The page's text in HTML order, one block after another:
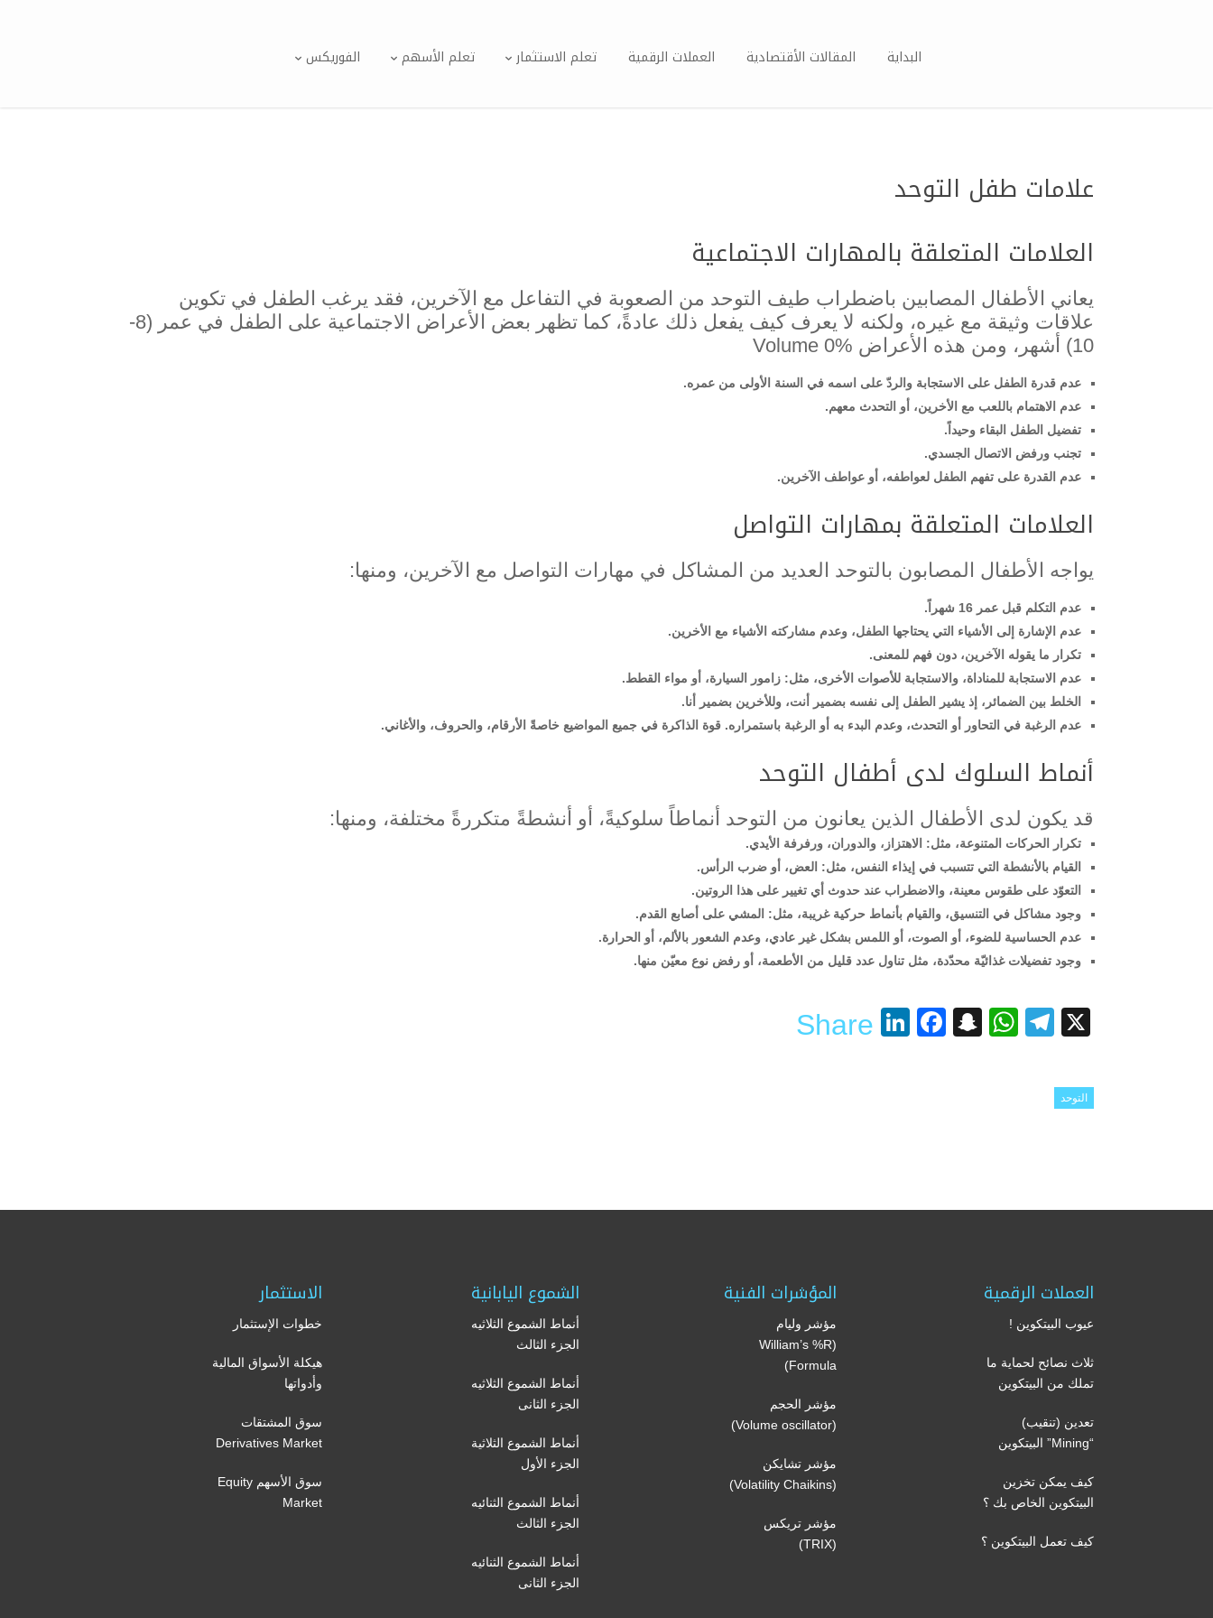
البداية المقالات الأقتصادية العملات الرقمية تعلم الاستثمار تعلم الأسهم الفوريكس
علامات طفل التوحد
العلامات المتعلقة بالمهارات الاجتماعية
يعاني الأطفال المصابين باضطراب طيف التوحد من الصعوبة في التفاعل مع الآخرين، فقد يرغب الطفل في تكوين
علاقات وثيقة مع غيره، ولكنه لا يعرف كيف يفعل ذلك عادةً، كما تظهر بعض الأعراض الاجتماعية على الطفل في عمر (8-
10) أشهر، ومن هذه الأعراض Volume 0%
عدم قدرة الطفل على الاستجابة والردّ على اسمه في السنة الأولى من عمره.
عدم الاهتمام باللعب مع الأخرين، أو التحدث معهم.
تفضيل الطفل البقاء وحيداً.
تجنب ورفض الاتصال الجسدي.
عدم القدرة على تفهم الطفل لعواطفه، أو عواطف الآخرين.
العلامات المتعلقة بمهارات التواصل
يواجه الأطفال المصابون بالتوحد العديد من المشاكل في مهارات التواصل مع الآخرين، ومنها:
عدم التكلم قبل عمر 16 شهراً.
عدم الإشارة إلى الأشياء التي يحتاجها الطفل، وعدم مشاركته الأشياء مع الأخرين.
تكرار ما يقوله الآخرين، دون فهم للمعنى.
عدم الاستجابة للمناداة، والاستجابة للأصوات الأخرى، مثل: زامور السيارة، أو مواء القطط.
الخلط بين الضمائر، إذ يشير الطفل إلى نفسه بضمير أنت، وللأخرين بضمير أنا.
عدم الرغبة في التحاور أو التحدث، وعدم البدء به أو الرغبة باستمراره. قوة الذاكرة في جميع المواضيع خاصةً الأرقام، والحروف، والأغاني.
أنماط السلوك لدى أطفال التوحد
قد يكون لدى الأطفال الذين يعانون من التوحد أنماطاً سلوكيةً، أو أنشطةً متكررةً مختلفة، ومنها:
تكرار الحركات المتنوعة، مثل: الاهتزاز، والدوران، ورفرفة الأيدي.
القيام بالأنشطة التي تتسبب في إيذاء النفس، مثل: العض، أو ضرب الرأس.
التعوّد على طقوس معينة، والاضطراب عند حدوث أي تغيير على هذا الروتين.
وجود مشاكل في التنسيق، والقيام بأنماط حركية غريبة، مثل: المشي على أصابع القدم.
عدم الحساسية للضوء، أو الصوت، أو اللمس بشكل غير عادي، وعدم الشعور بالألم، أو الحرارة.
وجود تفضيلات غذائيّة محدّدة، مثل تناول عدد قليل من الأطعمة، أو رفض نوع معيّن منها.
X
Telegram
WhatsApp
Snapchat
Facebook
LinkedIn
Share
التوحد
العملات الرقمية
عيوب البيتكوين !
ثلاث نصائح لحماية ما
تملك من البيتكوين
تعدين (تنقيب)
“Mining” البيتكوين
كيف يمكن تخزين
البيتكوين الخاص بك ؟
كيف تعمل البيتكوين ؟
المؤشرات الفنية
مؤشر وليام
(William’s %R
Formula)
مؤشر الحجم
(Volume oscillator)
مؤشر تشايكن
(Volatility Chaikins)
مؤشر تريكس
(TRIX)
الشموع اليابانية
أنماط الشموع الثلاثيه
الجزء الثالث
أنماط الشموع الثلاثيه
الجزء الثانى
أنماط الشموع الثلاثية
الجزء الأول
أنماط الشموع الثنائيه
الجزء الثالث
أنماط الشموع الثنائيه
الجزء الثانى
الاستثمار
خطوات الإستثمار
هيكلة الأسواق المالية
وأدواتها
سوق المشتقات
Derivatives Market
سوق الأسهم Equity
Market